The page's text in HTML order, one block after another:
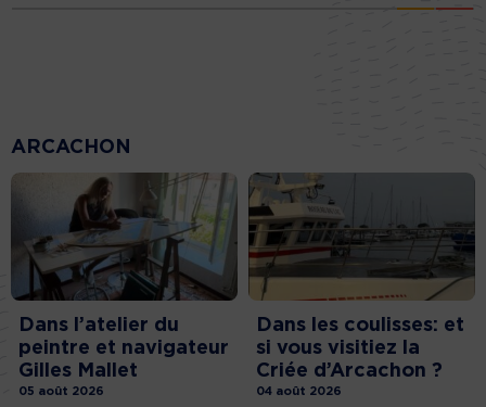
ARCACHON
Dans l’atelier du
peintre et navigateur
Gilles Mallet
05 août 2026
Dans les coulisses: et
si vous visitiez la
Criée d’Arcachon ?
04 août 2026